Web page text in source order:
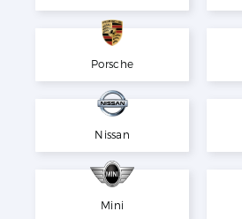
Porsche
Nissan
Mini